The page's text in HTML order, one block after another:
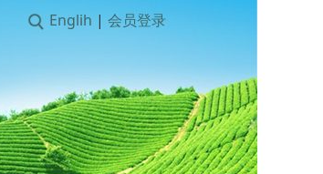
Englih | 会员登录